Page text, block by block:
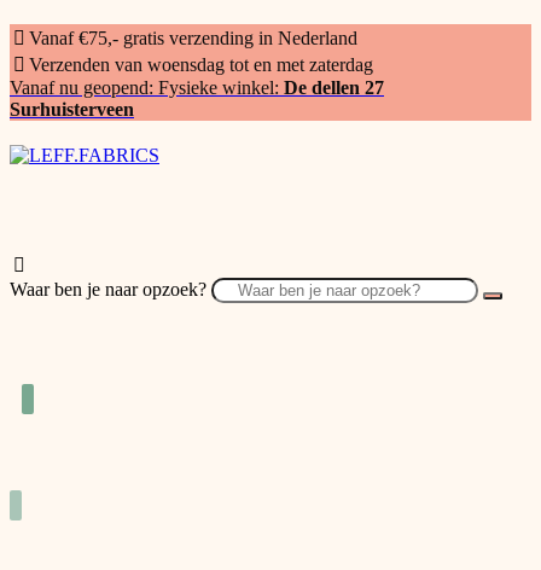
Vanaf €75,- gratis verzending in Nederland
Verzenden van woensdag tot en met zaterdag
Vanaf nu geopend: Fysieke winkel: De dellen 27
Surhuisterveen
Waar ben je naar opzoek?